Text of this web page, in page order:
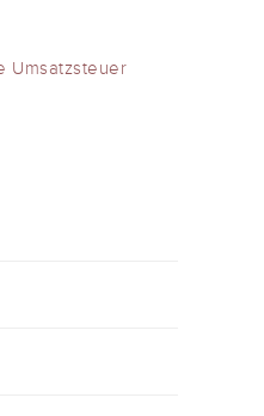
Umsatzsteuer